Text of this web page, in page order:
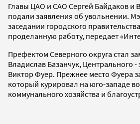
Главы ЦАО и САО Сергей Байдаков и
подали заявления об увольнении.
заседании городского
проделанную работу, передает
Префектом Северного округа стал
Владислав Базанчук, Центрального
Виктор Фуер. Прежнее место Фуера
который курировал на юго-западе
коммунального хозяйства и